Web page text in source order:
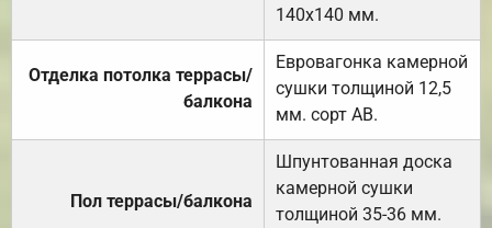
140х140 мм.
Отделка потолка террасы/
балкона
Евровагонка камерной
сушки толщиной 12,5
мм. сорт АВ.
Пол террасы/балкона
Шпунтованная доска
камерной сушки
толщиной 35-36 мм.